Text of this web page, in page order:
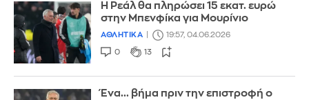
Η Ρεάλ θα πληρώσει 15 εκατ. ευρώ
στην Μπενφίκα για Μουρίνιο
ΑΘΛΗΤΙΚΑ 19:57, 04.06.2026
0 13
Ένα... βήμα πριν την επιστροφή ο